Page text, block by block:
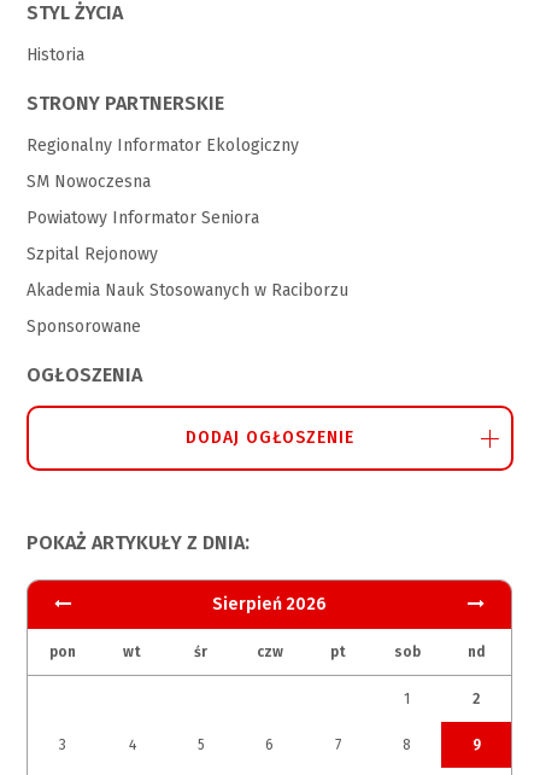
STYL ŻYCIA
Historia
STRONY PARTNERSKIE
Regionalny Informator Ekologiczny
SM Nowoczesna
Powiatowy Informator Seniora
Szpital Rejonowy
Akademia Nauk Stosowanych w Raciborzu
Sponsorowane
OGŁOSZENIA
DODAJ OGŁOSZENIE
POKAŻ ARTYKUŁY Z DNIA:
Sierpień 2026
pon wt śr czw pt sob nd
1 2
3 4 5 6 7 8 9